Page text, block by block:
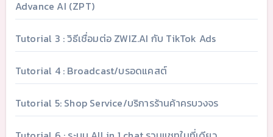
Advance AI (ZPT)
Tutorial 3 : วิธีเชื่อมต่อ ZWIZ.AI กับ TikTok Ads
Tutorial 4 : Broadcast/บรอดแคสต์
Tutorial 5: Shop Service/บริการร้านค้าครบวงจร